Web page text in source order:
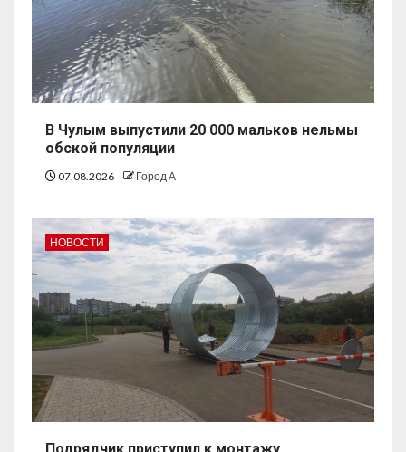
В Чулым выпустили 20 000 мальков нельмы
обской популяции
07.08.2026 Город А
НОВОСТИ